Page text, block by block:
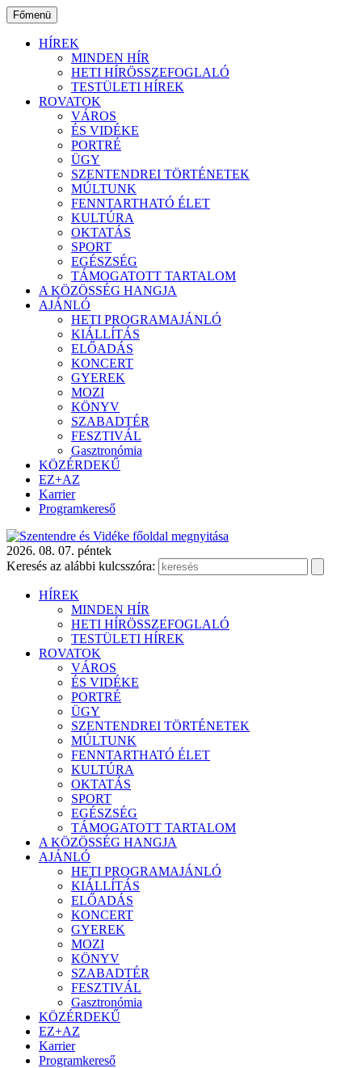
Ugrás
a
tartalomhoz
Főmenü
HÍREK
MINDEN HÍR
HETI HÍRÖSSZEFOGLALÓ
TESTÜLETI HÍREK
ROVATOK
VÁROS
ÉS VIDÉKE
PORTRÉ
ÜGY
SZENTENDREI TÖRTÉNETEK
MÚLTUNK
FENNTARTHATÓ ÉLET
KULTÚRA
OKTATÁS
SPORT
EGÉSZSÉG
TÁMOGATOTT TARTALOM
A KÖZÖSSÉG HANGJA
AJÁNLÓ
HETI PROGRAMAJÁNLÓ
KIÁLLÍTÁS
ELŐADÁS
KONCERT
GYEREK
MOZI
KÖNYV
SZABADTÉR
FESZTIVÁL
Gasztronómia
KÖZÉRDEKŰ
EZ+AZ
Karrier
Programkereső
2026. 08. 07. péntek
Keresés az alábbi kulcsszóra:
HÍREK
MINDEN HÍR
HETI HÍRÖSSZEFOGLALÓ
TESTÜLETI HÍREK
ROVATOK
VÁROS
ÉS VIDÉKE
PORTRÉ
ÜGY
SZENTENDREI TÖRTÉNETEK
MÚLTUNK
FENNTARTHATÓ ÉLET
KULTÚRA
OKTATÁS
SPORT
EGÉSZSÉG
TÁMOGATOTT TARTALOM
A KÖZÖSSÉG HANGJA
AJÁNLÓ
HETI PROGRAMAJÁNLÓ
KIÁLLÍTÁS
ELŐADÁS
KONCERT
GYEREK
MOZI
KÖNYV
SZABADTÉR
FESZTIVÁL
Gasztronómia
KÖZÉRDEKŰ
EZ+AZ
Karrier
Programkereső